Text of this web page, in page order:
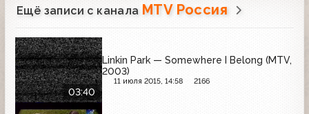
Ещё записи с канала MTV Россия
03:40
Linkin Park — Somewhere I Belong (MTV,
2003)
11 июля 2015, 14:58 2166